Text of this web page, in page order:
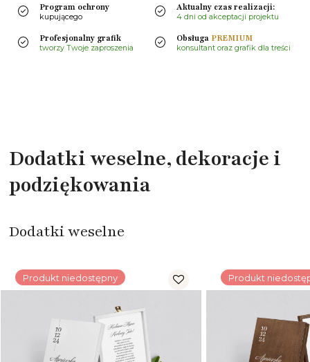
Program ochrony
kupującego
Aktualny czas realizacji:
4 dni od akceptacji projektu
Profesjonalny grafik
tworzy Twoje zaproszenia
Obsługa PREMIUM
konsultant oraz grafik dla treści
Dodatki weselne, dekoracje i
podziękowania
Dodatki weselne
Produkt niedostępny Produkt